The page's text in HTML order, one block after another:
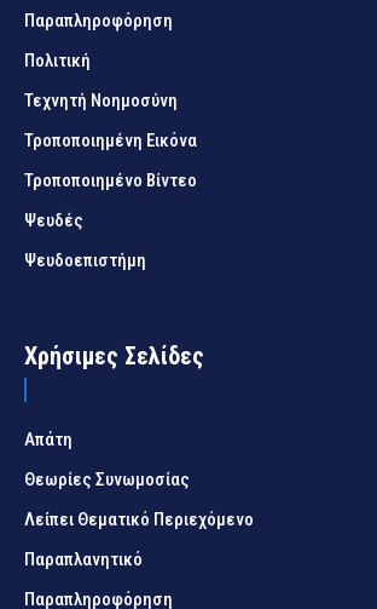
Παραπληροφόρηση
Πολιτική
Τεχνητή Νοημοσύνη
Τροποποιημένη Εικόνα
Τροποποιημένο Βίντεο
Ψευδές
Ψευδοεπιστήμη
Χρήσιμες Σελίδες
Απάτη
Θεωρίες Συνωμοσίας
Λείπει Θεματικό Περιεχόμενο
Παραπλανητικό
Παραπληροφόρηση